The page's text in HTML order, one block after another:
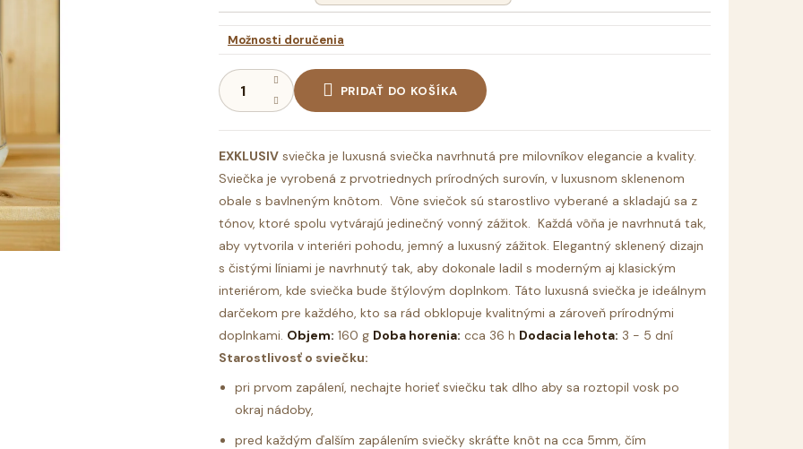
Možnosti doručenia
PRIDAŤ DO KOŠÍKA
EXKLUSIV sviečka je luxusná sviečka navrhnutá pre milovníkov elegancie a kvality.
Sviečka je vyrobená z prvotriednych prírodných surovín, v luxusnom sklenenom
obale s bavlneným knôtom. Vône sviečok sú starostlivo vyberané a skladajú sa z
tónov, ktoré spolu vytvárajú jedinečný vonný zážitok. Každá vôňa je navrhnutá tak,
aby vytvorila v interiéri pohodu, jemný a luxusný zážitok. Elegantný sklenený dizajn
s čistými líniami je navrhnutý tak, aby dokonale ladil s moderným aj klasickým
interiérom, kde sviečka bude štýlovým doplnkom. Táto luxusná sviečka je ideálnym
darčekom pre každého, kto sa rád obklopuje kvalitnými a zároveň prírodnými
doplnkami. Objem: 160 g Doba horenia: cca 36 h Dodacia lehota: 3 - 5 dní
Starostlivosť o sviečku:
pri prvom zapálení, nechajte horieť sviečku tak dlho aby sa roztopil vosk po
okraj nádoby,
pred každým ďalším zapálením sviečky skráťte knôt na cca 5mm, čím